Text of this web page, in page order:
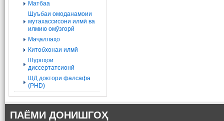
Матбаа
Шуъбаи омоданамоии
мутахассисони илмӣ ва
илмию омӯзгорӣ
Маҷаллаҳо
Китобхонаи илмӣ
Шӯроҳои
диссертатсионӣ
ШД доктори фалсафа
(PHD)
ПАЁМИ ДОНИШГОҲ